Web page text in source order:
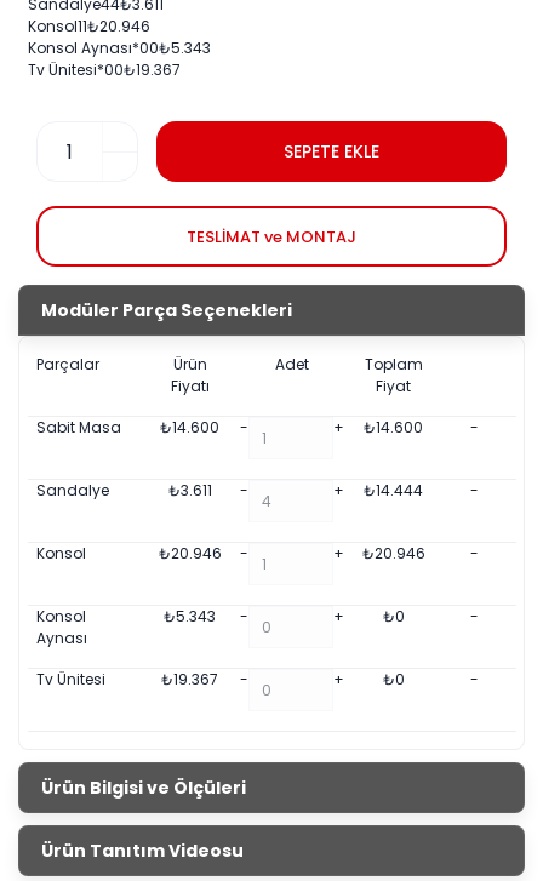
Sandalye44₺3.611
Konsol11₺20.946
Konsol Aynası*00₺5.343
Tv Ünitesi*00₺19.367
SEPETE EKLE
TESLİMAT ve MONTAJ
Modüler Parça Seçenekleri
Parçalar
Ürün
Fiyatı
Adet
Toplam
Fiyat
Sabit Masa
₺14.600 - + ₺14.600 -
Sandalye ₺3.611 - + ₺14.444 -
Konsol ₺20.946 - + ₺20.946 -
Konsol
Aynası
₺5.343 - + ₺0 -
Tv Ünitesi ₺19.367 - + ₺0 -
Ürün Bilgisi ve Ölçüleri
Milano Yemek Odası
Ürün Tanıtım Videosu